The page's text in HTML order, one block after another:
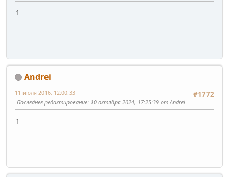
1
Andrei
#1772
11 июля 2016, 12:00:33
Последнее редактирование: 10 октября 2024, 17:25:39 от Andrei
1